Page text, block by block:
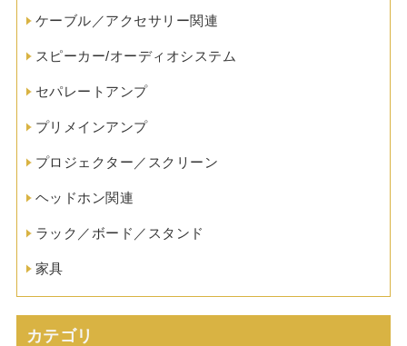
ケーブル／アクセサリー関連
スピーカー/オーディオシステム
セパレートアンプ
プリメインアンプ
プロジェクター／スクリーン
ヘッドホン関連
ラック／ボード／スタンド
家具
カテゴリ